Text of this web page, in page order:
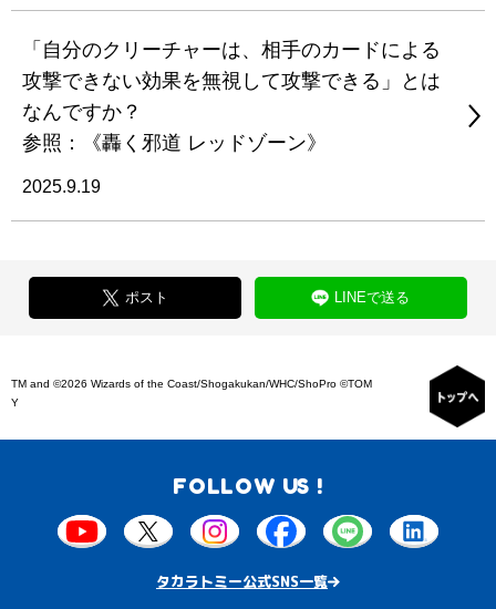
「自分のクリーチャーは、相手のカードによる
攻撃できない効果を無視して攻撃できる」とは
なんですか？
参照：《轟く邪道 レッドゾーン》
2025.9.19
ポスト LINEで送る
TM and ©2026 Wizards of the Coast/Shogakukan/WHC/ShoPro ©TOM
Y
FOLLOW US !
タカラトミー公式SNS一覧